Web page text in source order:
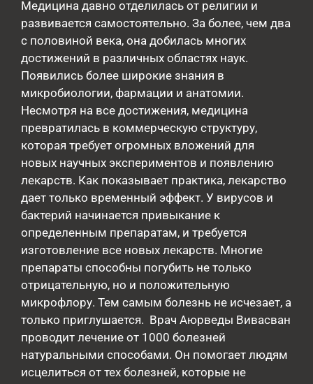
Медицина давно отделилась от религии и
развивается самостоятельно. За более, чем два
с половиной века, она добилась многих
достижений в различных областях наук.
Появились более широкие знания в
микробиологии, фармации и анатомии.
Несмотря на все достижения, медицина
превратилась в коммерческую структуру,
которая требует огромных вложений для
новых научных экспериментов и появлению
лекарств. Как показывает практика, лекарство
дает только временный эффект. У вирусов и
бактерий начинается привыкание к
определенным препаратам, и требуется
изготовление все новых лекарств. Многие
препараты способны погубить не только
отрицательную, но и положительную
микрофлору. Тем самым болезнь не исчезает, а
только приглушается. Врач Аюрведы Вивасван
проводит лечение от 1000 болезней
натуральными способами. Он помогает людям
исцелиться от тех болезней, которые не